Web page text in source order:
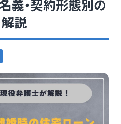
義・契約形態別の
説